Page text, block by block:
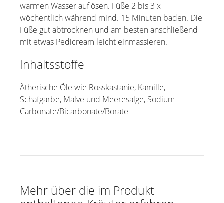
warmen Wasser auflösen. Füße 2 bis 3 x
wöchentlich während mind. 15 Minuten baden. Die
Füße gut abtrocknen und am besten anschließend
mit etwas Pedicream leicht einmassieren.
Inhaltsstoffe
Ätherische Öle wie Rosskastanie, Kamille,
Schafgarbe, Malve und Meeresalge, Sodium
Carbonate/Bicarbonate/Borate
Mehr über die im Produkt